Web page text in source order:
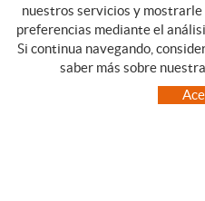
CATEGORIAS
nuestros servicios y mostrarle
preferencias mediante el
Si continua navegando,
saber más sobre